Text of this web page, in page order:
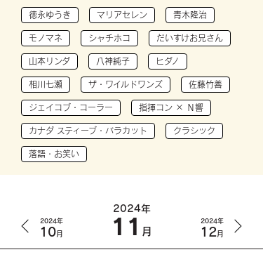
徳永ゆうき マリアセレン 青木隆治
モノマネ シャチホコ だいすけお兄さん
山本リンダ 八神純子 ヒダノ
相川七瀬 ザ・ワイルドワンズ 佐藤竹善
ジェイコブ・コーラー 指揮コン × Ｎ響
カナダ スティーブ・バラカット クラシック
落語・お笑い
2024年
10月
2024年
11 月
2024年
12月